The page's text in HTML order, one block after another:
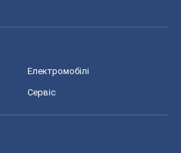
Електромобілі
Сервіс